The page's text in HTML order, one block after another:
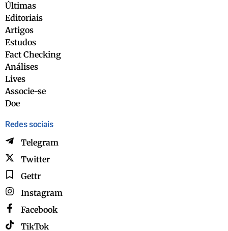
Últimas
Editoriais
Artigos
Estudos
Fact Checking
Análises
Lives
Associe-se
Doe
Redes sociais
Telegram
Twitter
Gettr
Instagram
Facebook
TikTok